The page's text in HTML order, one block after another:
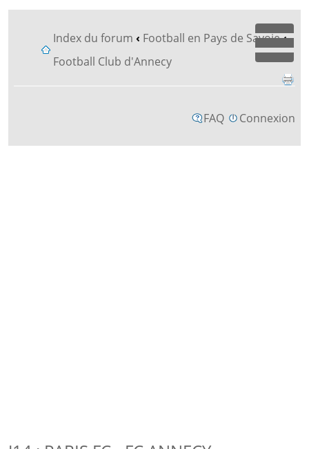
Index du forum ‹ Football en Pays de Savoie‹
Football Club d'Annecy
FAQ Connexion